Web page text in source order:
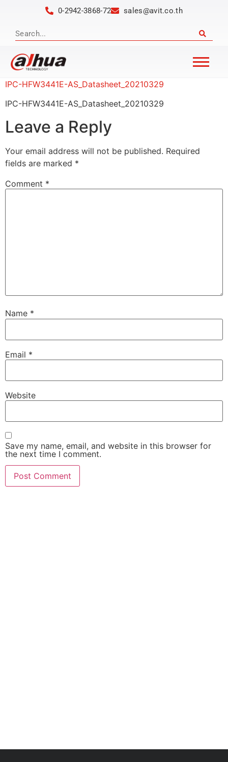
0-2942-3868-72 sales@avit.co.th
IPC-HFW3441E-AS_Datasheet_20210329
IPC-HFW3441E-AS_Datasheet_20210329
Leave a Reply
Your email address will not be published. Required
fields are marked *
Comment *
Name *
Email *
Website
Save my name, email, and website in this browser for
the next time I comment.